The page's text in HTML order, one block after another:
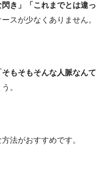
閃き」「これまでとは違っ
スが少なくありません。
そもそもそんな人脈なんて
。
法がおすすめです。